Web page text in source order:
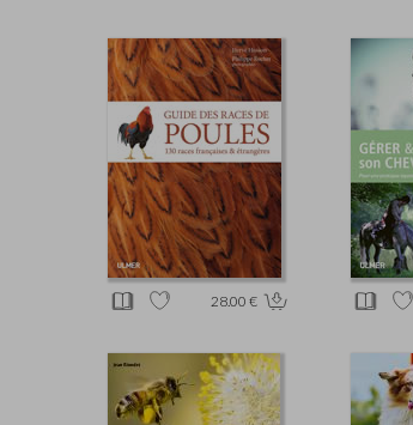
28.00 €